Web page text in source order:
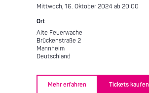
Mittwoch, 16. Oktober 2024 ab 20:00
Ort
Alte Feuerwache
Brückenstraße 2
Mannheim
Deutschland
Mehr erfahren Tickets kaufen